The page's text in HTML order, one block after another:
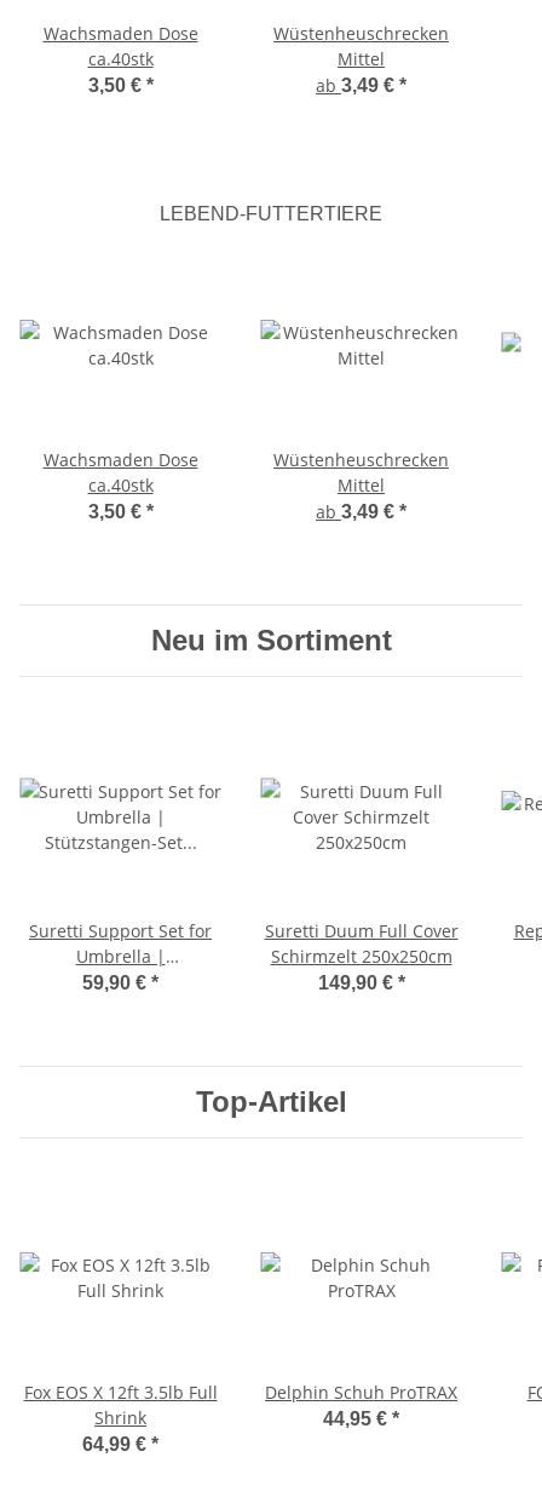
Wachsmaden Dose
ca.40stk
3,50 € *
Wüstenheuschrecken
Mittel
ab 3,49 € *
LEBEND-FUTTERTIERE
Wachsmaden Dose
ca.40stk
3,50 € *
Wüstenheuschrecken
Mittel
ab 3,49 € *
Neu im Sortiment
Suretti Support Set for
Umbrella |
Stützstangen-Set für
59,90 € *
Suretti Duum Full Cover
Schirmzelt 250x250cm
149,90 € *
Top-Artikel
Fox EOS X 12ft 3.5lb Full
Shrink
64,99 € *
Delphin Schuh ProTRAX
44,95 € *